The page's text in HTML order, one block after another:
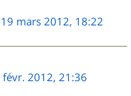
19 mars 2012, 18:22
févr. 2012, 21:36